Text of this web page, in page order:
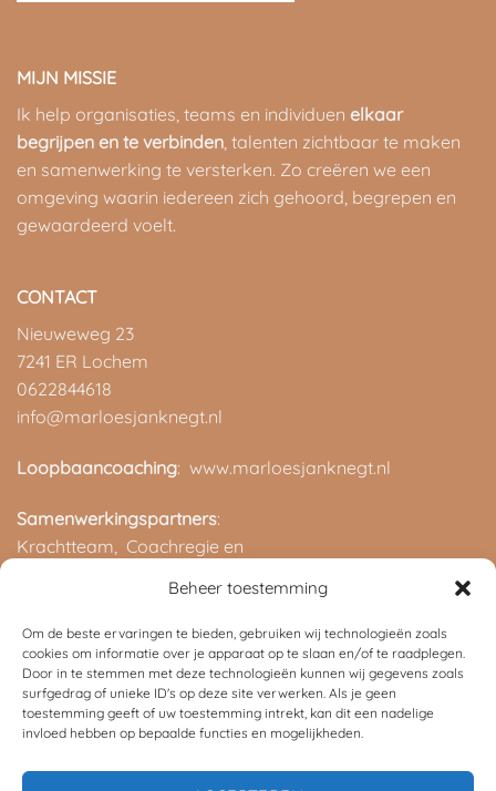
Beheer toestemming
Om de beste ervaringen te bieden, gebruiken wij technologieën zoals
cookies om informatie over je apparaat op te slaan en/of te raadplegen.
Door in te stemmen met deze technologieën kunnen wij gegevens zoals
surfgedrag of unieke ID's op deze site verwerken. Als je geen
toestemming geeft of uw toestemming intrekt, kan dit een nadelige
invloed hebben op bepaalde functies en mogelijkheden.
MIJN MISSIE
Ik help organisaties, teams en individuen elkaar
begrijpen en te verbinden, talenten zichtbaar te maken
en samenwerking te versterken. Zo creëren we een
omgeving waarin iedereen zich gehoord, begrepen en
gewaardeerd voelt.
CONTACT
Nieuweweg 23
7241 ER Lochem
0622844618
info@marloesjanknegt.nl
Loopbaancoaching: www.marloesjanknegt.nl
Samenwerkingspartners:
Krachtteam, Coachregie en
2026 UX Themes